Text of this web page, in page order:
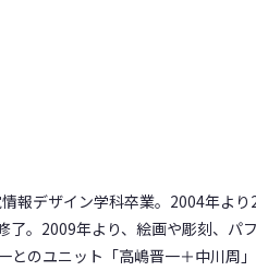
報デザイン学科卒業。2004年よ
。2009年より、絵画や彫刻、パ
のユニット「高嶋晋一＋中川周